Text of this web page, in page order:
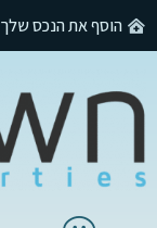
הוסף את הנכס שלך